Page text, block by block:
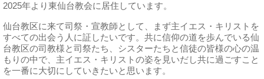
2025年より東仙台教会に居住しています。
仙台教区に来て司祭・宣教師として、まず主イエス・キリストを
すべての出会う人に証したいです。共に信仰の道を歩んでいる仙
台教区の司教様と司祭たち、シスターたちと信徒の皆様の心の温
もりの中で、主イエス・キリストの姿を見いだし共に過ごすこと
を一番に大切にしていきたいと思います。